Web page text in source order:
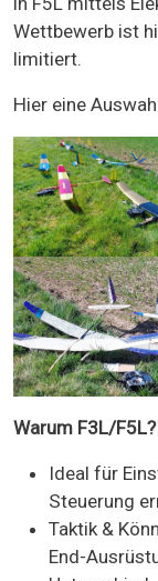
Wettbewerb ist
limitiert.
Hier eine
Warum F3L/F5L?
Ideal für
Steuerung
Taktik &
End-